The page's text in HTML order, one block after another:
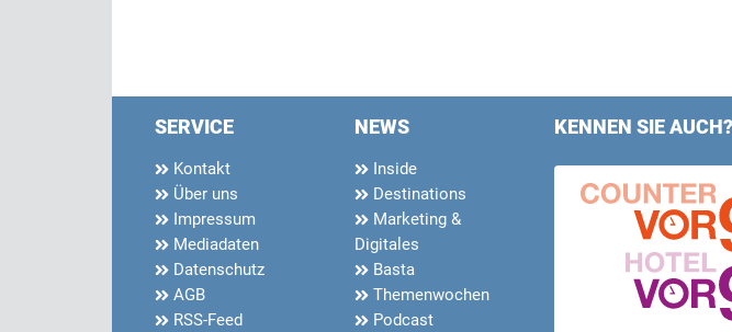
SERVICE
Kontakt
Über uns
Impressum
Mediadaten
Datenschutz
AGB
RSS-Feed
NEWS
Inside
Destinations
Marketing &
Digitales
Basta
Themenwochen
Podcast
KENNEN SIE AUCH?